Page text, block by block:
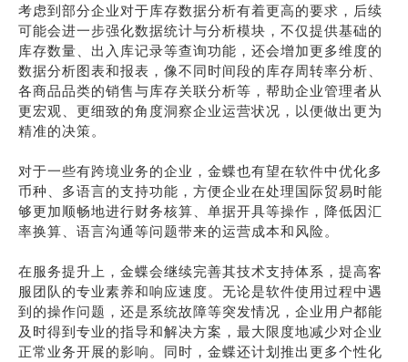
考虑到部分企业对于库存数据分析有着更高的要求，后续
可能会进一步强化数据统计与分析模块，不仅提供基础的
库存数量、出入库记录等查询功能，还会增加更多维度的
数据分析图表和报表，像不同时间段的库存周转率分析、
各商品品类的销售与库存关联分析等，帮助企业管理者从
更宏观、更细致的角度洞察企业运营状况，以便做出更为
精准的决策。
对于一些有跨境业务的企业，金蝶也有望在软件中优化多
币种、多语言的支持功能，方便企业在处理国际贸易时能
够更加顺畅地进行财务核算、单据开具等操作，降低因汇
率换算、语言沟通等问题带来的运营成本和风险。
在服务提升上，金蝶会继续完善其技术支持体系，提高客
服团队的专业素养和响应速度。无论是软件使用过程中遇
到的操作问题，还是系统故障等突发情况，企业用户都能
及时得到专业的指导和解决方案，最大限度地减少对企业
正常业务开展的影响。同时，金蝶还计划推出更多个性化